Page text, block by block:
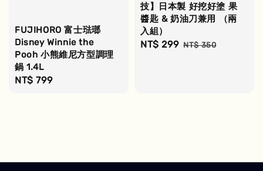
FUJIHORO 富士琺瑯
Disney Winnie the
Pooh 小熊維尼方型調理
鍋 1.4L
Regular
NT$ 799
技】日本製 好挖好塗 果
醬匙 & 奶油刀兼用 （兩
入組）
Sale
NT$ 299 Regular
NT$ 350